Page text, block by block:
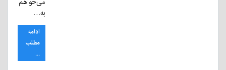
به…
ادامه
مطلب
...